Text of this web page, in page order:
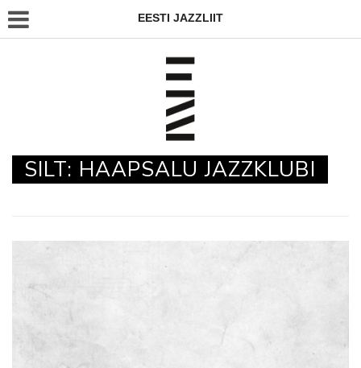
EESTI JAZZLIIT
SILT: HAAPSALU JAZZKLUBI